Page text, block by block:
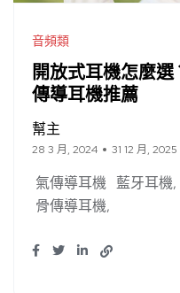
音頻類
開放式耳機怎麼
傳導耳機推薦
幫主
28 3 月, 2024 31 12 月, 2025
氣傳導耳機 藍牙耳機
骨傳導耳機